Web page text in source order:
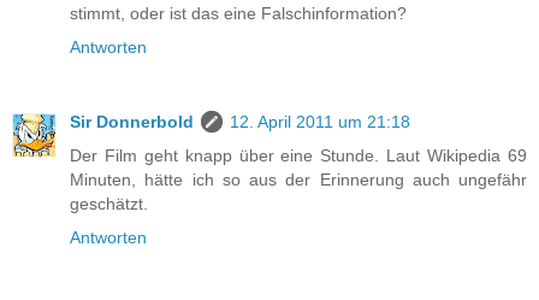
stimmt, oder ist das eine Falschinformation?
Antworten
Sir Donnerbold
12. April 2011 um 21:18
Der Film geht knapp über eine Stunde. Laut Wikipedia 69
Minuten, hätte ich so aus der Erinnerung auch ungefähr
geschätzt.
Antworten